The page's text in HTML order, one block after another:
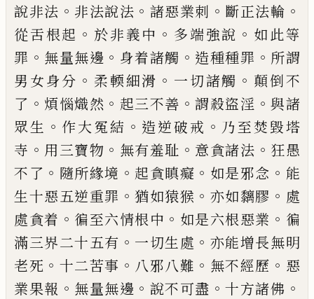
說非法 。 非法說法 。 諸惡業刺 。 斷正法輪 。
從舌根起 。 於非義中 。 多端強說 。 如此等
罪 。 無量無邊 。 身着諸觸 。 造種種罪 。 所謂
男 女身分 。 柔輭細滑 。 一切諸觸 。 顛倒不
了 。 煩惱熾然 。 起三不善 。謂殺盜淫 。與諸
眾生 。 作大冤結 。 造逆破戒 。 乃至焚毀塔
寺 。 用三寶物 。 無有羞耻 。 意貪諸法 。 狂愚
不了 。 隨所緣境 。 起貪瞋癡 。 如是邪念 。 能
生十惡五逆重罪 。猶如猿猴 。 亦如黐膠 。 處
處貪着 。 徧至六情根中 。 如是六根惡業 。 徧
滿三界二十五有 。 一切生處 。 亦能增長無明
老死 。 十二苦事 。 八邪八難 。 無不經歷 。 惡
業果報 。 無量無邊 。 說不可盡 。十方諸佛 。